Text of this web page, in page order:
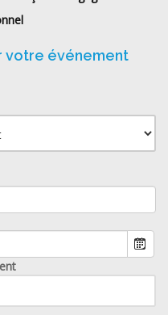
votre événement